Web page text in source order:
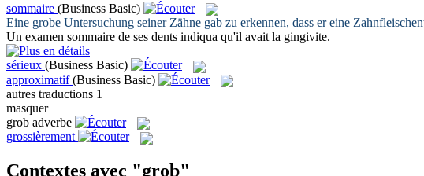
sommaire (Business Basic)
Eine grobe Untersuchung seiner Zähne gab zu erkennen, dass er eine
Un examen sommaire de ses dents indiqua qu'il avait la gingivite.
sérieux (Business Basic)
approximatif (Business Basic)
autres traductions 1
masquer
grob adverbe
grossièrement
Contextes avec "grob"